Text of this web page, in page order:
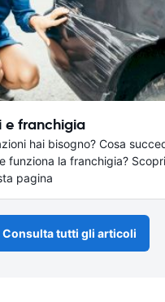
e franchigia
hai bisogno? Cosa
funziona la franchigia?
pagina
Consulta tutti gli articoli